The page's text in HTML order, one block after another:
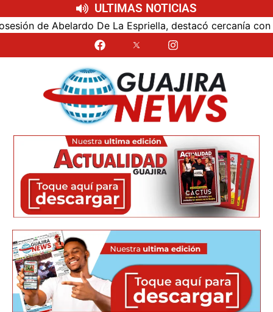
ULTIMAS NOTICIAS
Abelardo De La Espriella, destacó cercanía con el